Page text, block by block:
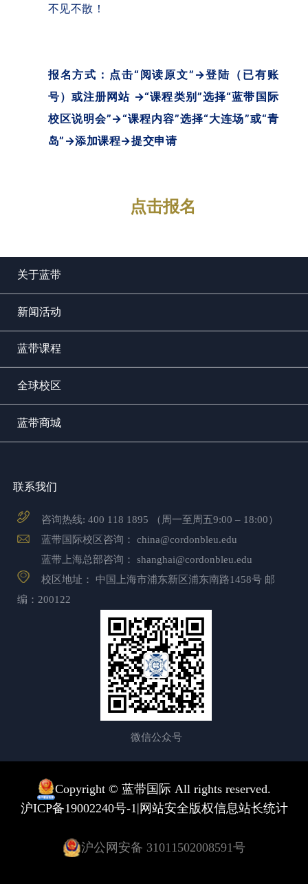
不见不散！
报名方式：点击“阅读原文”→登陆（已有账
号）或注册网站 →“课程类别”选择“蓝带国际
校区说明会”→“课程内容”选择“大连场”或“青
岛”→添加课程→提交申请
点击报名
关于蓝带
新闻活动
蓝带课程
全球校区
蓝带商城
联系我们
咨询热线:400 118 1895 （周一至周五9:00 – 18:00）
蓝带国际校区咨询：china@cordonbleu.edu
蓝带上海总部咨询：shanghai@cordonbleu.edu
校区地址： 中国上海市浦东新区浦东南路1458号 邮
编：200122
微信公众号
Copyright © 蓝带国际 All rights reserved.
沪ICP备19002240号-1 | 网站安全版权信息站长统计
沪公网安备 31011502008591号